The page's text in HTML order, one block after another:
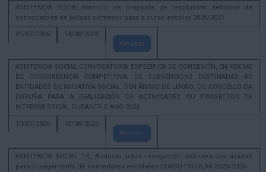
ASISTENCIA SOCIAL.Anuncio da proposta de resolución definitiva dá
convocatoria de bolsas comedor para o curso escolar 2026/2027.
31/07/2026
14/08/2026
Amosar
ASISTENCIA SOCIAL CONVOCATORIA ESPECÍFICA DE CONCESIÓN, EN RÉXIME
DE CONCORRENCIA COMPETITIVA, DE SUBVENCIÓNS DESTINADAS ÁS
ENTIDADES DE INICIATIVA SOCIAL, SEN ÁNIMO DE LUCRO, DO CONCELLO DA
CORUÑA PARA A REALIZACIÓN DE ACTIVIDADES OU PROXECTOS DE
INTERESE SOCIAL DURANTE O ANO 2026
10/07/2026
10/08/2026
Amosar
ASISTENCIA SOCIAL. 14_ Anuncio sobre revogación definitiva das axudas
para o pagamento de comedores escolares CURSO ESCOLAR 2025/2026